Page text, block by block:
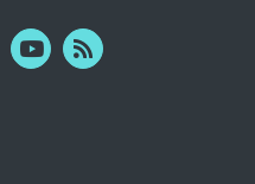
YouTubeRSS